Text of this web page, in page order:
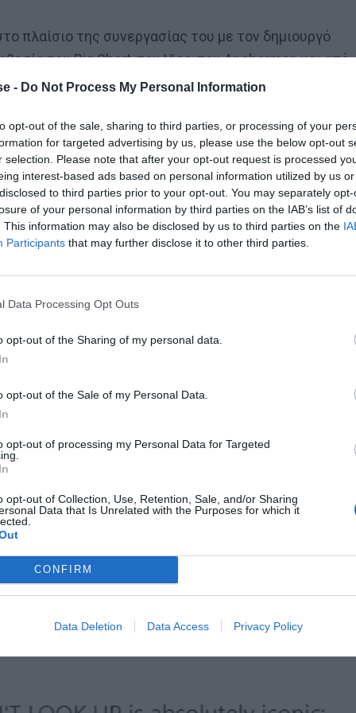
- Do Not Process My Personal Information
opt-out of the sale, sharing to third parties, or processing of your
for targeted advertising by us, please use the below opt-out
selection. Please note that after your opt-out request is processed
interest-based ads based on personal information utilized by us
to third parties prior to your opt-out. You may separately
of your personal information by third parties on the IAB’s list of
This information may also be disclosed by us to third parties on the
Participants that may further disclose it to other third parties.
Data Processing Opt Outs
opt-out of the Sharing of my personal data.
opt-out of the Sale of my Personal Data.
opt-out of processing my Personal Data for Targeted
opt-out of Collection, Use, Retention, Sale, and/or Sharing
Data that Is Unrelated with the Purposes for which it
CONFIRM
Data Deletion Data Access Privacy Policy
πλαίσιο της συνεργασίας του με τον δημιουργό
του Big Short, του Vice, του Anchorman και από
να προειδοποιήσουν τον κόσμο ότι ένας
και θα πρέπει να ετοιμάζονται όλοι για την
τα ονόματα που θα βρίσκονται στο καστ. Η
πρώτα και τους ακολούθησαν ο Λεονάρντο
πλέον συνώνυμο των σπουδαίων παραγωγών, οι δύο
ο Τζόνα Χιλ σε μια επανασύνδεση με τον
είναι η έκπληξη, ο Μάθιου Πέρι.
τους φορά σε πλατφόρμα, ενώ για τον
του Σκορτσέζε συγχρηματοδοτείται από την